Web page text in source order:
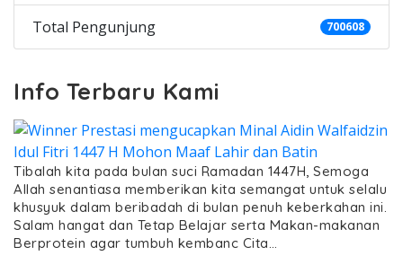
Total Pengunjung 700608
Info Terbaru Kami
Tibalah kita pada bulan suci Ramadan 1447H, Semoga
Allah senantiasa memberikan kita semangat untuk selalu
khusyuk dalam beribadah di bulan penuh keberkahan ini.
Salam hangat dan Tetap Belajar serta Makan-makanan
Berprotein agar tumbuh kembanc Cita…